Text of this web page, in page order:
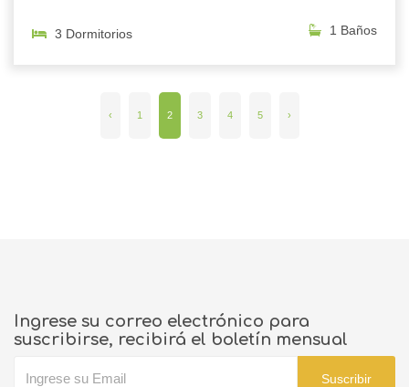
3 Dormitorios 1 Baños
‹ 1 2 3 4 5 ›
Ingrese su correo electrónico para
suscribirse, recibirá el boletín mensual
Suscribir